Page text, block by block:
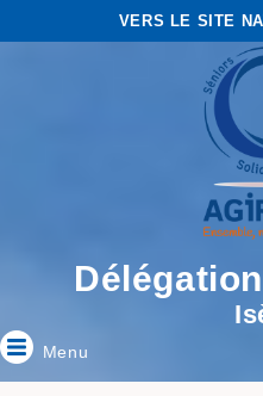
VERS LE SITE
Menu